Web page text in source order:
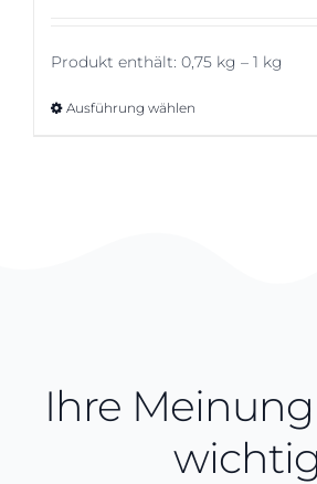
Produkt enthält: 0,75 kg – 1 kg
Ausführung wählenDieses
Produktseite
gewählt
werden
Ihre
wichtig